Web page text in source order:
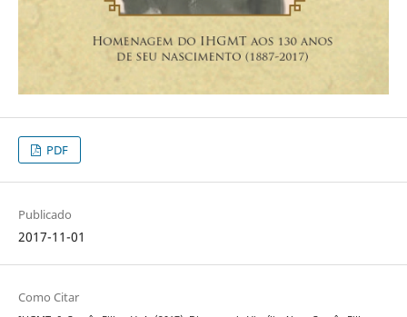
PDF
Publicado
2017-11-01
Como Citar